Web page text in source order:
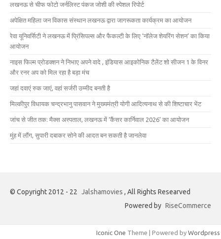
लखनऊ से चीफ फोटो जर्नलिस्ट पंकज जोशी की स्पेशल रिपोर्ट
अपेक्षित महिला जन विकास संस्थान लखनऊ द्वारा जागरूकता कार्यक्रम का आयोजन
रेवा यूनिवर्सिटी ने लखनऊ में प्रिंसिपल्स और फैकल्टी के लिए ‘नॉलेज शेयरिंग सेशन’ का किया
आयोजन
नाइस फिल्म प्रोडक्शन ने निभाए अपने वादे , इंडियास आइकोनिक टैलेंट शो सीजन 1 के विनर
और रनर अप को मिल रहा है बड़ा मंच
जहां दवाएं रुक जाएं, वहां सर्जरी उम्मीद बनती है
मिल्कीपुर विधायक चन्द्रभानु पासवान ने मुख्यमंत्री योगी आदित्यनाथ से की शिष्टाचार भेंट
जांच से जीत तक: मैक्स अस्पताल, लखनऊ में ‘कैंसर कार्निवाल 2026’ का आयोजन
मुंह में लौंग, सुपारी दबाकर सोने की आदत बन सकती है जानलेवा
© Copyright 2012 - 22 Jalshamovies , All Rights Researved
Powered by RiseCommerce
Iconic One Theme | Powered by Wordpress